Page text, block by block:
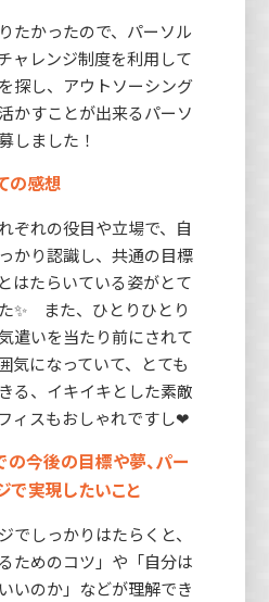
たかったので、パーソル
ャレンジ制度を利用して
探し、アウトソーシング
かすことが出来るパーソ
しました！
の感想
ぞれの役目や立場で、自
かり認識し、共通の目標
はたらいている姿がとて
✨ また、ひとりひとり
遣いを当たり前にされて
気になっていて、とても
る、イキイキとした素敵
ィスもおしゃれですし❤
の今後の目標や夢、パー
で実現したいこと
でしっかりはたらくと、
ためのコツ」や「自分は
いのか」などが理解でき